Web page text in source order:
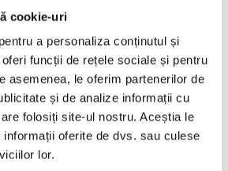
cookie-uri
a personaliza conținutul și
funcții de rețele sociale și pentru
asemenea, le oferim partenerilor de
și de analize informații cu
folosiți site-ul nostru. Aceștia le
informații oferite de dvs. sau culese
lor.
casual, de vacanta. Inspiratie
globala a Mercedes-Benz
in designul rochiilor de ocazie
Albertina Modern – cand benzile
Macri. 13 ani de fotografie de moda